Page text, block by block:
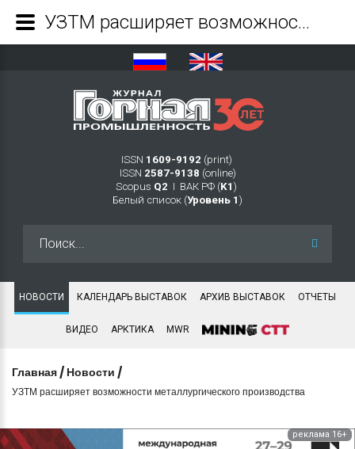
ISSN 1609-9192 (print)
ISSN 2587-9138 (online)
Scopus Q2 Ι ВАК РФ (K1 )
Белый список (Уровень 1 )
НОВОСТИ КАЛЕНДАРЬ ВЫСТАВОК АРХИВ ВЫСТАВОК ОТЧЕТЫ
ВИДЕО АРКТИКА MWR
Главная / Новости /
УЗТМ расширяет возможности металлургического производства
реклама 16+
УЗТМ расширяет возможности металлургического производства - Журнал Горная промышленность